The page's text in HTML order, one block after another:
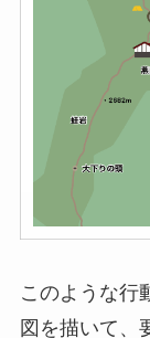
このような行
図を描いて、